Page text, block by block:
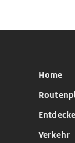
Home
Verkehr